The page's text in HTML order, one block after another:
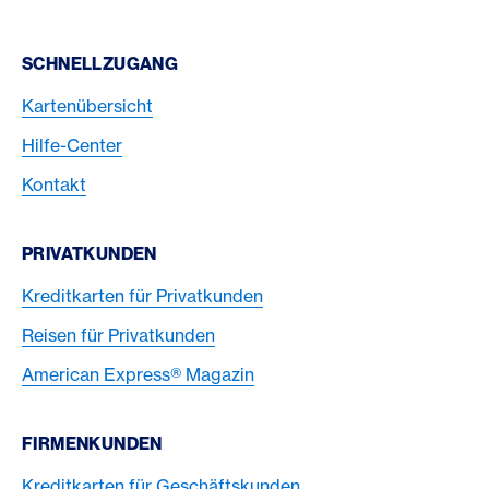
Footer Navigation
SCHNELLZUGANG
Kartenübersicht
Hilfe-Center
Kontakt
PRIVATKUNDEN
Kreditkarten für Privatkunden
Reisen für Privatkunden
American Express® Magazin
FIRMENKUNDEN